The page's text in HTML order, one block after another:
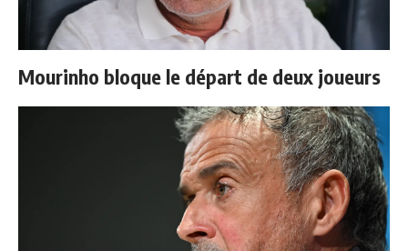
Mourinho bloque le départ de deux joueurs